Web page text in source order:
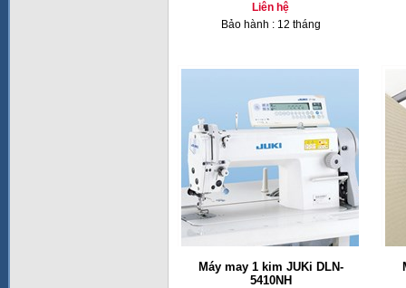
Liên hệ
Bảo hành : 12 tháng
Máy may 1 kim JUKi DLN-
5410NH